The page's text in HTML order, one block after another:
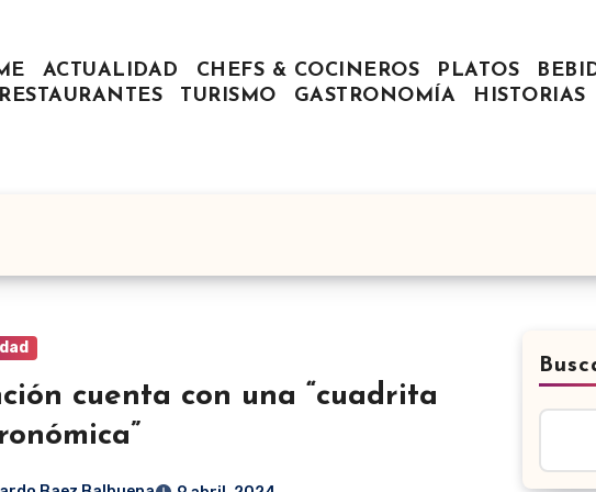
ACTUALIDAD CHEFS & COCINEROS PLATOS
RESTAURANTES
TURISMO GASTRONOMÍA HISTORIAS
cuenta con una “cuadrita